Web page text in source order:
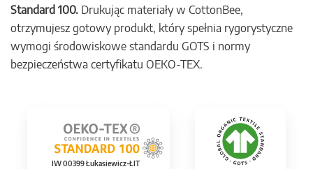
Standard 100. Drukując materiały w CottonBee,
otrzymujesz gotowy produkt, który spełnia rygorystyczne
wymogi środowiskowe standardu GOTS i normy
bezpieczeństwa certyfikatu OEKO-TEX.
IW 00399 Łukasiewicz-ŁIT